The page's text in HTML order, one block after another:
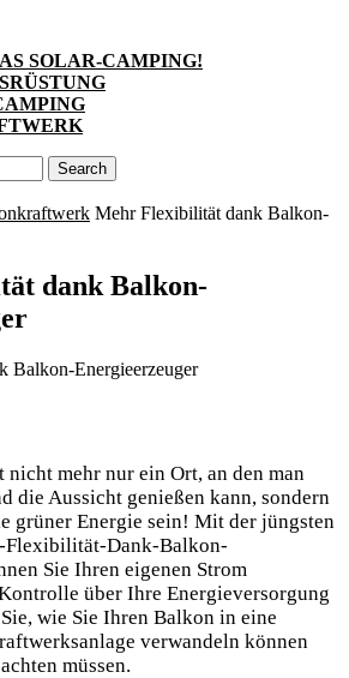
SOLAR-CAMPING!
Mehr Flexibilität dank Balkon-
dank Balkon-
nicht mehr nur ein Ort, an den man
die Aussicht genießen kann, sondern
grüner Energie sein! Mit der jüngsten
Flexibilität-Dank-Balkon-
Sie Ihren eigenen Strom
über Ihre Energieversorgung
wie Sie Ihren Balkon in eine
verwandeln können
müssen.